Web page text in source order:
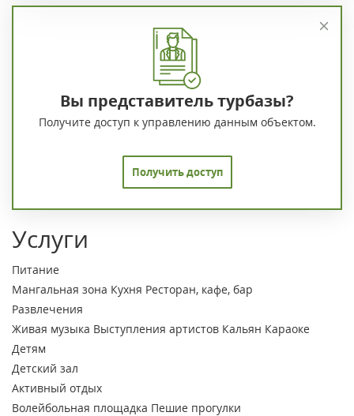
Вы представитель турбазы?
Получите доступ к управлению данным объектом.
Получить доступ
Услуги
Питание
Мангальная зона Кухня Ресторан, кафе, бар
Развлечения
Живая музыка Выступления артистов Кальян Караоке
Детям
Детский зал
Активный отдых
Волейбольная площадка Пешие прогулки